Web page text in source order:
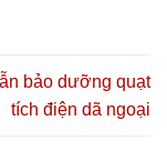
bảo dưỡng quạt
tích điện dã ngoại